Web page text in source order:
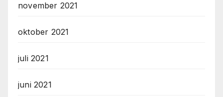
november 2021
oktober 2021
juli 2021
juni 2021